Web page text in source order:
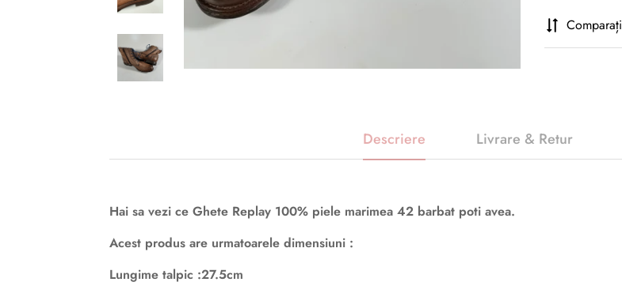
Comparați
Descriere Livrare & Retur
Hai sa vezi ce Ghete Replay 100% piele marimea 42 barbat poti avea.
Acest produs are urmatoarele dimensiuni :
Lungime talpic :27.5cm